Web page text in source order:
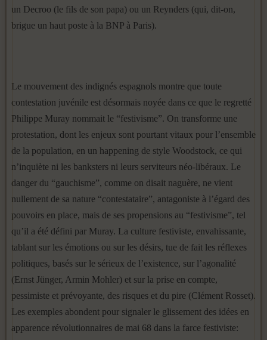
un Decroo (le fils de son papa) ou un Reynders (qui, dit-on,
brigue un haut poste à la BNP à Paris).
Le mouvement des indignés espagnols montre que toute
contestation juvénile est désormais noyée dans ce que le regretté
Philippe Muray nommait le “festivisme”. On transforme une
protestation, dont les enjeux sont pourtant vitaux pour l’ensemble
de la population, en un happening de style Woodstock, ce qui
n’inquiète ni les banksters ni leurs serviteurs néo-libéraux. Le
danger du “gauchisme”, comme on disait naguère, ne vient
nullement de sa nature “contestataire”, antagoniste à l’égard des
pouvoirs en place, mais de ses propensions au “festivisme”, tel
qu’il a été défini par Muray. La culture festiviste, envahissante,
tablant sur les émotions ou sur les désirs, tue de fait les réflexes
politiques, basés sur le sérieux de l’existence, sur l’agonalité
(Ernst Jünger, Armin Mohler) et sur la prise en compte,
pessimiste et prévoyante, des risques et du pire (Clément Rosset).
Les exemples abondent pour signaler le glissement des idées en
apparence révolutionnaires de mai 68 dans la farce festiviste: